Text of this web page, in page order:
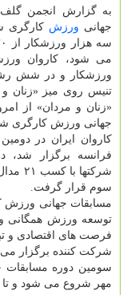
به گزارش انجمن گلف
جهانی ورزش
ورزشکار و در شش
تنیس روی میز «زنان و
«زنان و مردان» از
جهانی ورزش کارگری
فرانسه برگزار
سوم قرار گرفت.
توسعه ورزش همگانی و
فرصت های اقتصادی و
شرکت کننده برگزار
مهر شروع می شود و تا ۱۹ مهر ادامه دارد.